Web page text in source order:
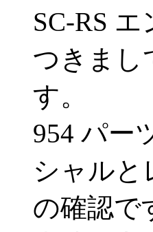
SC-RS
つきまし
す。
954 パー
シャルと
の確認で